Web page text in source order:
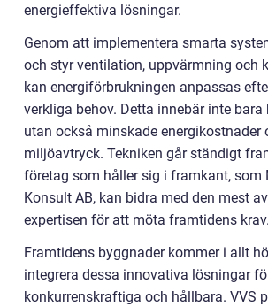
energieffektiva lösningar.
Genom att implementera smarta
och styr ventilation, uppvärmning och
kan energiförbrukningen anpassas
verkliga behov. Detta innebär inte
utan också minskade energikostnader
miljöavtryck. Tekniken går ständigt
företag som håller sig i framkant, som
Konsult AB, kan bidra med den mest
expertisen för att möta framtidens krav.
Framtidens byggnader kommer i allt
integrera dessa innovativa lösningar
konkurrenskraftiga och hållbara. VVS